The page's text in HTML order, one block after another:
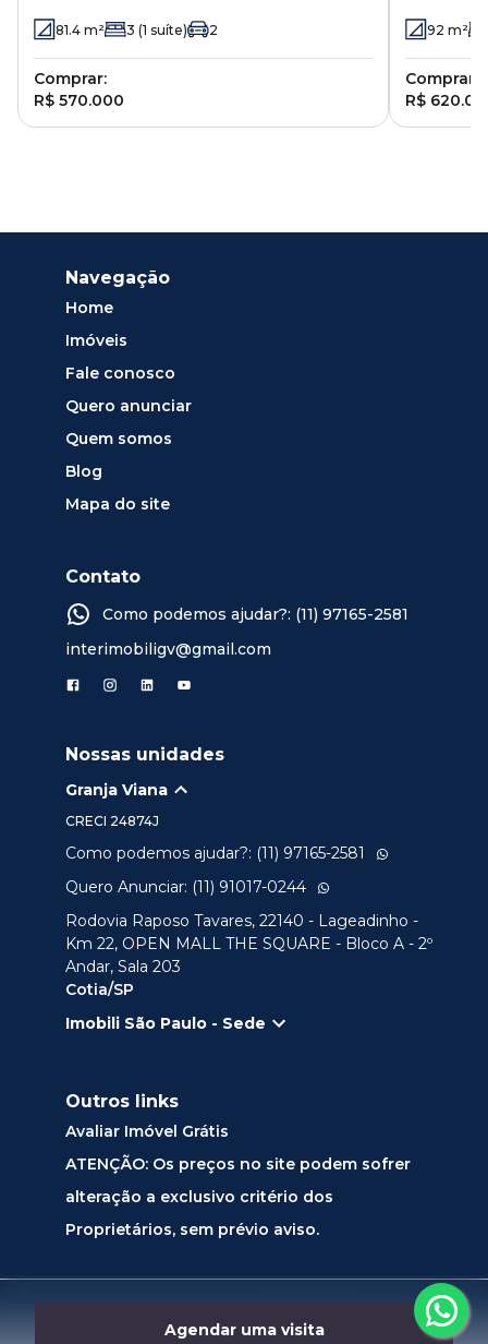
Agendar uma visita
- Cotia - SP
81.4 m² 3 (1 suíte) 2
Comprar:
R$ 570.000
92 m²
Comprar:
R$
Navegação
Home
Imóveis
Fale conosco
Quero anunciar
Quem somos
Blog
Mapa do site
Contato
Como podemos ajudar?: (11) 97165-2581
interimobiligv@gmail.com
Nossas unidades
Granja Viana
CRECI 24874J
Como podemos ajudar?: (11) 97165-2581
Quero Anunciar: (11) 91017-0244
Rodovia Raposo Tavares, 22140 - Lageadinho -
Km 22, OPEN MALL THE SQUARE - Bloco A - 2º
Andar, Sala 203
Cotia/SP
Imobili São Paulo - Sede
Outros links
Avaliar Imóvel Grátis
ATENÇÃO: Os preços no site podem sofrer
alteração a exclusivo critério dos
Proprietários, sem prévio aviso.
Desenvolvido por